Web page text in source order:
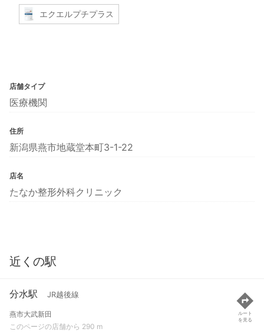
エクエルプチプラス
店舗タイプ
医療機関
住所
新潟県燕市地蔵堂本町3-1-22
店名
たなか整形外科クリニック
近くの駅
分水駅 JR越後線
燕市大武新田
このページの店舗から 290 m
ルート
を見る